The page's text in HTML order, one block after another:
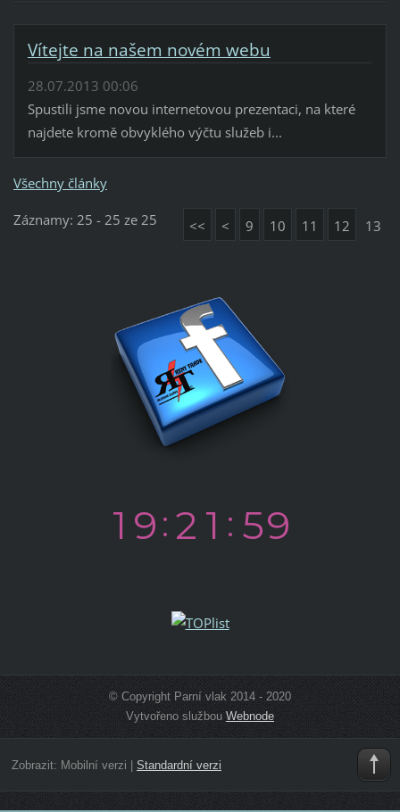
Vítejte na našem novém webu
28.07.2013 00:06
Spustili jsme novou internetovou prezentaci, na které
najdete kromě obvyklého výčtu služeb i...
Všechny články
Záznamy: 25 - 25 ze 25 << < 9 10 11 12 13
© Copyright Parní vlak 2014 - 2020
Vytvořeno službou Webnode
Zobrazit: Mobilní verzi Standardní verzi